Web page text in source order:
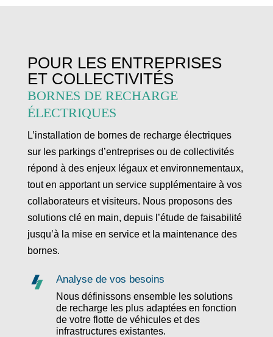
POUR LES ENTREPRISES
ET COLLECTIVITÉS
BORNES DE RECHARGE
ÉLECTRIQUES
L’installation de bornes de recharge électriques
sur les parkings d’entreprises ou de collectivités
répond à des enjeux légaux et environnementaux,
tout en apportant un service supplémentaire à vos
collaborateurs et visiteurs. Nous proposons des
solutions clé en main, depuis l’étude de faisabilité
jusqu’à la mise en service et la maintenance des
bornes.
Analyse de vos besoins
Nous définissons ensemble les solutions
de recharge les plus adaptées en fonction
de votre flotte de véhicules et des
infrastructures existantes.